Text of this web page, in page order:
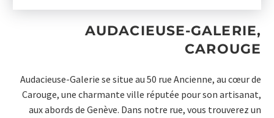
AUDACIEUSE-GALERIE,
CAROUGE
Audacieuse-Galerie se situe au 50 rue Ancienne, au cœur de
Carouge, une charmante ville réputée pour son artisanat,
aux abords de Genève. Dans notre rue, vous trouverez un